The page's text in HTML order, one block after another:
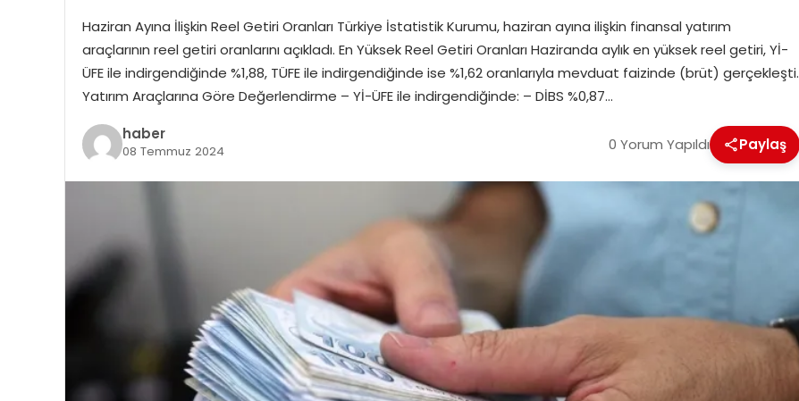
Haziran Ayına İlişkin Reel Getiri Oranları Türkiye İstatistik Kurumu, haziran ayına ilişkin finansal yatırım
araçlarının reel getiri oranlarını açıkladı. En Yüksek Reel Getiri Oranları Haziranda aylık en yüksek reel getiri, Yİ-
ÜFE ile indirgendiğinde %1,88, TÜFE ile indirgendiğinde ise %1,62 oranlarıyla mevduat faizinde (brüt) gerçekleşti.
Yatırım Araçlarına Göre Değerlendirme – Yİ-ÜFE ile indirgendiğinde: – DİBS %0,87…
haber
08 Temmuz 2024 0 Yorum Yapıldı Paylaş